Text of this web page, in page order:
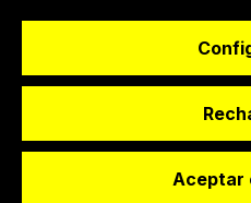
© Dashboard
Aceptar